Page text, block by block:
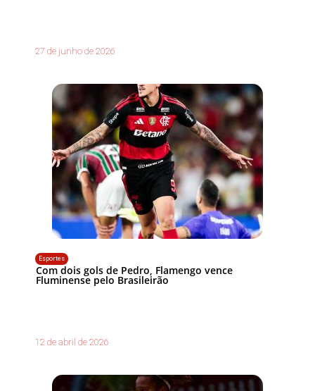
27 de junho de 2026
Esportes
Com dois gols de Pedro, Flamengo vence
Fluminense pelo Brasileirão
12 de abril de 2026